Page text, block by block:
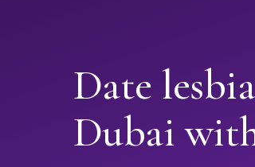
Date
Dubai